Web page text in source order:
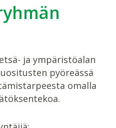
ja ympäristöalan
pyöreässä
omalla